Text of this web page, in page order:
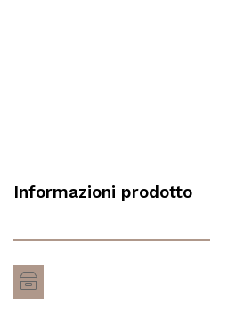
Informazioni prodotto